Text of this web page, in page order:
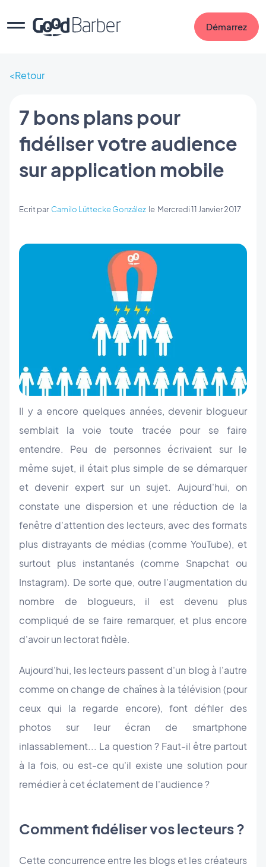
Démarrez
Retour
7 bons plans pour
fidéliser votre audience
sur application mobile
Ecrit par Camilo Lüttecke González le Mercredi 11 Janvier 2017
Il y a encore quelques années, devenir blogueur
semblait la voie toute tracée pour se faire
entendre. Peu de personnes écrivaient sur le
même sujet, il était plus simple de se démarquer
et devenir expert sur un sujet. Aujourd'hui, on
constate une dispersion et une réduction de la
fenêtre d'attention des lecteurs, avec des formats
plus distrayants de médias (comme YouTube), et
surtout plus instantanés (comme Snapchat ou
Instagram). De sorte que, outre l'augmentation du
nombre de blogueurs, il est devenu plus
compliqué de se faire remarquer, et plus encore
d'avoir un lectorat fidèle.
Aujourd'hui, les lecteurs passent d'un blog à l'autre
comme on change de chaînes à la télévision (pour
ceux qui la regarde encore), font défiler des
photos sur leur écran de smartphone
inlassablement... La question ? Faut-il être partout
à la fois, ou est-ce qu'il existe une solution pour
remédier à cet éclatement de l'audience ?
Comment fidéliser vos lecteurs ?
Cette concurrence entre les blogs et les créateurs